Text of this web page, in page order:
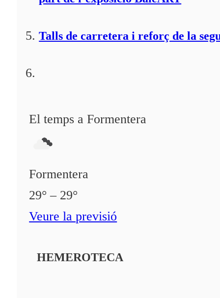
Talls de carretera i reforç de la
El temps a Formentera
Formentera
29° – 29°
Veure la previsió
HEMEROTECA